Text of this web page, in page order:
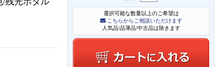
選択可能な数量以上のご希望は
こちらからご相談いただけます
人気品/品薄品/中古品は除きます